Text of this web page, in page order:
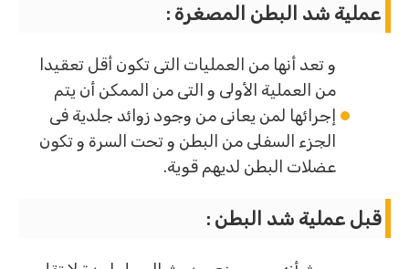
عملية شد البطن المصغرة :
و تعد أنها من العمليات التى تكون أقل تعقيدا
من العملية الأولى و التى من الممكن أن يتم
إجرائها لمن يعانى من وجود زوائد جلدية فى
الجزء السفلى من البطن و تحت السرة و تكون
عضلات البطن لديهم قوية.
قبل عملية شد البطن :